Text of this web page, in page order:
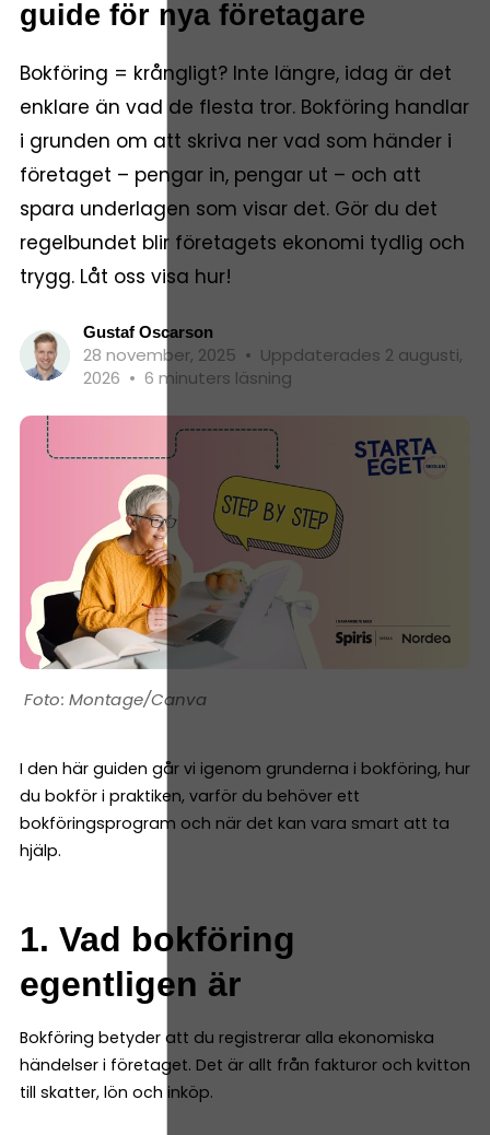
guide för nya företagare
Bokföring = krångligt? Inte längre, idag är det
enklare än vad de flesta tror. Bokföring handlar
i grunden om att skriva ner vad som händer i
företaget – pengar in, pengar ut – och att
spara underlagen som visar det. Gör du det
regelbundet blir företagets ekonomi tydlig och
trygg. Låt oss visa hur!
Gustaf Oscarson
28 november, 2025 • Uppdaterades 2 augusti,
2026 • 6 minuters läsning
Montage/Canva
I den här guiden går vi igenom grunderna i bokföring, hur
du bokför i praktiken, varför du behöver ett
bokföringsprogram och när det kan vara smart att ta
hjälp.
1. Vad bokföring
egentligen är
Bokföring betyder att du registrerar alla ekonomiska
händelser i företaget. Det är allt från fakturor och kvitton
till skatter, lön och inköp.